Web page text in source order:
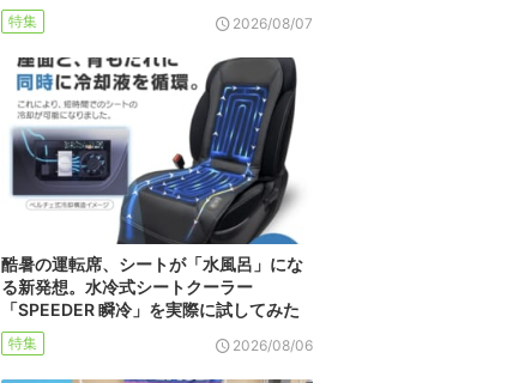
特集 2026/08/07
酷暑の運転席、シートが「水風呂」にな
る新発想。水冷式シートクーラー
「SPEEDER 瞬冷」を実際に試してみた
特集 2026/08/06